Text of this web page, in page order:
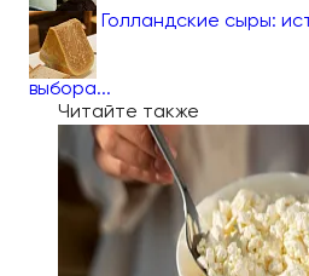
Голландские сыры:
выбора...
Читайте также